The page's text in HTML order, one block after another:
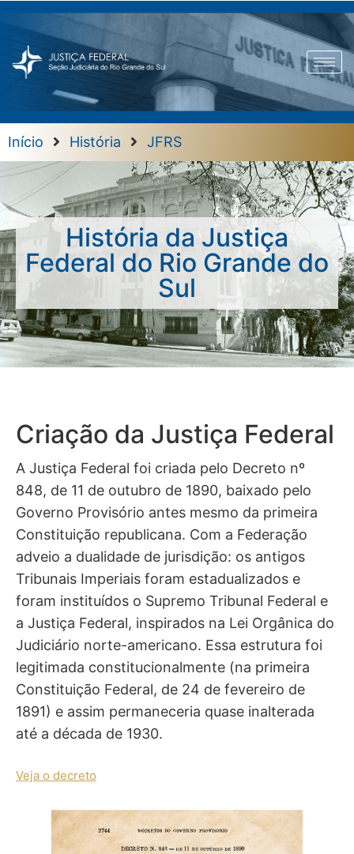
Início História JFRS
História da Justiça
Federal do Rio Grande do
Sul
Criação da Justiça Federal
A Justiça Federal foi criada pelo Decreto nº
848, de 11 de outubro de 1890, baixado pelo
Governo Provisório antes mesmo da primeira
Constituição republicana. Com a Federação
adveio a dualidade de jurisdição: os antigos
Tribunais Imperiais foram estadualizados e
foram instituídos o Supremo Tribunal Federal e
a Justiça Federal, inspirados na Lei Orgânica do
Judiciário norte-americano. Essa estrutura foi
legitimada constitucionalmente (na primeira
Constituição Federal, de 24 de fevereiro de
1891) e assim permaneceria quase inalterada
até a década de 1930.
Veja o decreto